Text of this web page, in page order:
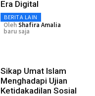
Era Digital
BERITA LAIN
OlehShafira Amalia
baru saja
Sikap Umat Islam
Menghadapi Ujian
Ketidakadilan Sosial